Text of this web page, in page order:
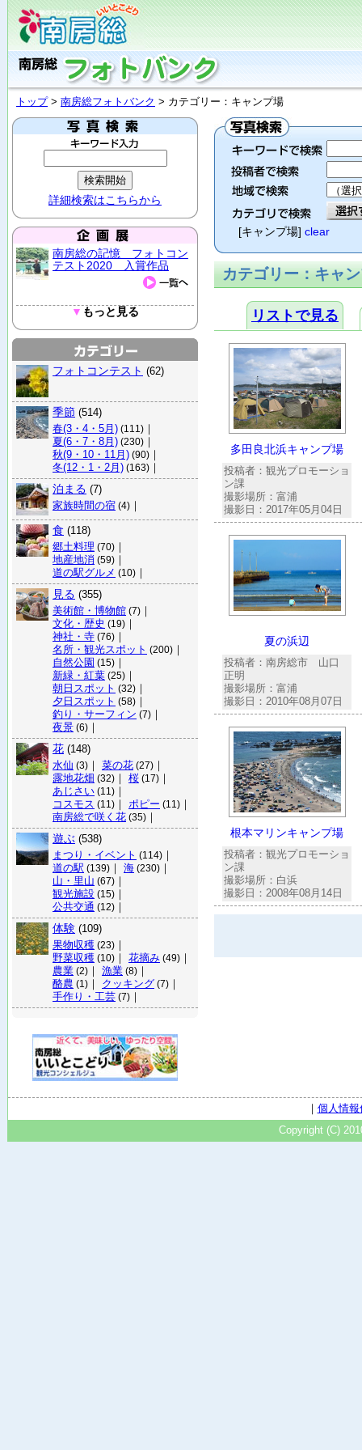
トップ> 南房総フォトバンク > カテゴリー：キャンプ場
詳細検索はこちらから
南房総の記憶 フォトコン
テスト2020 入賞作品
▼ もっと見る
フォトコンテスト (62)
季節 (514)
春(3・4・5月) (111) ｜
夏(6・7・8月) (230) ｜
秋(9・10・11月) (90) ｜
冬(12・1・2月) (163) ｜
泊まる (7)
家族時間の宿 (4) ｜
食 (118)
郷土料理 (70) ｜
地産地消 (59) ｜
道の駅グルメ (10) ｜
見る (355)
美術館・博物館 (7) ｜
文化・歴史 (19) ｜
神社・寺 (76) ｜
名所・観光スポット (200) ｜
自然公園 (15) ｜
新緑・紅葉 (25) ｜
朝日スポット (32) ｜
夕日スポット (58) ｜
釣り・サーフィン (7) ｜
夜景 (6) ｜
花 (148)
水仙 (3) ｜ 菜の花 (27) ｜
露地花畑 (32) ｜ 桜 (17) ｜
あじさい (11) ｜
コスモス (11) ｜ ポピー (11) ｜
南房総で咲く花 (35) ｜
遊ぶ (538)
まつり・イベント (114) ｜
道の駅 (139) ｜ 海 (230) ｜
山・里山 (67) ｜
観光施設 (15) ｜
公共交通 (12) ｜
体験 (109)
果物収穫 (23) ｜
野菜収穫 (10) ｜ 花摘み (49) ｜
農業 (2) ｜ 漁業 (8) ｜
酪農 (1) ｜ クッキング (7) ｜
手作り・工芸 (7) ｜
[キャンプ場] clear
カテゴリー：キャ
リストで見る
多田良北浜キャンプ場
投稿者：観光プロモーショ
ン課
撮影場所：富浦
撮影日：2017年05月04日
夏の浜辺
投稿者：南房総市 山口
正明
撮影場所：富浦
撮影日：2010年08月07日
根本マリンキャンプ場
投稿者：観光プロモーショ
ン課
撮影場所：白浜
撮影日：2008年08月14日
｜ 個人情
Copyright (C)